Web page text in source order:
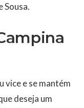
Sousa.
vice e se mantém
deseja um